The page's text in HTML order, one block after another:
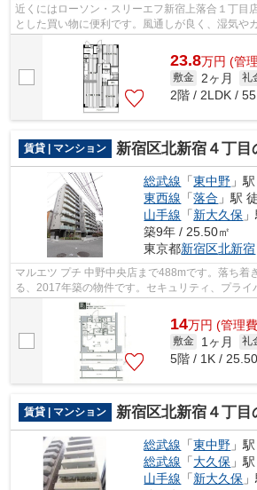
近くにはローソン・スリーエフ新宿上落合１丁目
とした買い物に便利です。風通しが良く、湿気や
ョンです。設備やレイアウトにもこだ...
23.8万円 (管
敷金 2ヶ月 礼
2階 / 2LDK /
賃貸 | マンション 新宿区北新宿４丁目
総武線 「東中野 」
東西線 「落合 」駅
山手線 「新大久保
築9年 / 25.50㎡
東京都新宿区北新宿
マルエツ プチ 中野中央店まで488mです。落ち着
る、2017年築の物件です。セキュリティ、プライ
安心なマンションです。新宿区エリア...
14万円 (管理
敷金 1ヶ月 礼
5階 / 1K /
賃貸 | マンション 新宿区北新宿４丁目
総武線 「東中野 」
総武線 「大久保 」
山手線 「新大久保